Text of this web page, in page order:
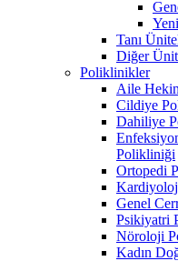
Tanı
Diğer
Poliklinikler
Aile
Cildiye
Dahiliye
Polikliniği
Ortopedi
Genel
Psikiyatri
Nöroloji
Kadın